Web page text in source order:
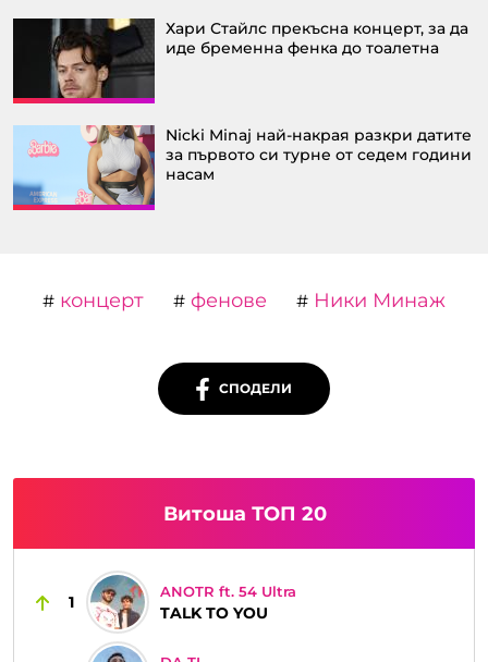
Хари Стайлс прекъсна концерт, за да
иде бременна фенка до тоалетна
Nicki Minaj най-накрая разкри датите
за първото си турне от седем години
насам
# концерт # фенове # Ники Минаж
СПОДЕЛИ
Витоша ТОП 20
1
ANOTR ft. 54 Ultra
TALK TO YOU